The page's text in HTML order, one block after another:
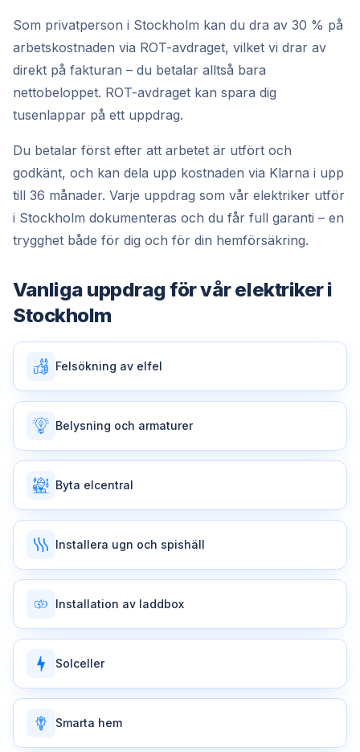
Som privatperson i Stockholm kan du dra av 30 % på
arbetskostnaden via ROT-avdraget, vilket vi drar av
direkt på fakturan – du betalar alltså bara
nettobeloppet. ROT-avdraget kan spara dig
tusenlappar på ett uppdrag.
Du betalar först efter att arbetet är utfört och
godkänt, och kan dela upp kostnaden via Klarna i upp
till 36 månader. Varje uppdrag som vår elektriker utför
i Stockholm dokumenteras och du får full garanti – en
trygghet både för dig och för din hemförsäkring.
Vanliga uppdrag för vårelektrikeri
Stockholm
Felsökning av elfel
Belysning och armaturer
Byta elcentral
Installera ugn och spishäll
Installation av laddbox
Solceller
Smarta hem